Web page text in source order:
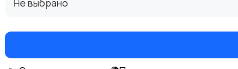
Не выбрано